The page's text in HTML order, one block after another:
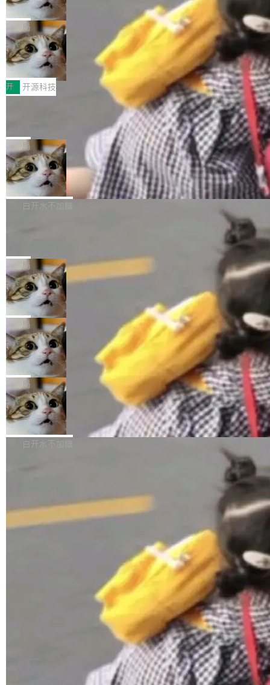
（<a href="https://bugzilla.mozilla.org/show_
bug.cgi?id=204...
orkers 跑了十年 Isolate。用 CEO Matthew Pri
nce 的话说：「我们一生都在用 Isolate 运行代
码，而 AI Agent 不需要容器，它们需要的是 Iso
late。」 容器为什么不合适 容器的问题在于启动
和销毁都太重了。一个 Agent 要执行的任务可能
只需要几毫秒的 CPU 时间，但容器从冷启动到
就绪要花数秒。如果未来有十...
诉讼，称“Apple is getting this wron
g”
上个月，苹果一纸诉状把 OpenAI 告上法庭，指
控其挖角苹果前员工并窃取商业秘密。苹果的诉
状把 OpenAI 描述成一个系统性地从前东家挖
人、套取机密信息的对手。 OpenAI 没发律师
函，也没选择庭外沉默。它在官网贴了一篇博
文，标题只有六个字：Apple is getting this wro
ng。 然后，它把邮件往来和 iMessage 聊天记
录全贴了出来。 他发错人了 苹果外部律师 Gabr
iel Gross 来自 Weil 律所，2 月 23 日下午 5:53
给 OpenAI 总法律顾问 Che Chang 发了封邮
件，附了一封长信，要求 OpenAI 配合调查前苹
果员工带走机密信...
局
HUAWEI MatePad Edge上架WorkBu
ddy鸿蒙PC版，说话就能干活的AI办公
搭子
全能AI工作台WorkBuddy鸿蒙PC版上架HUAWE
I MatePad Edge应用市场，直接下载即可使
用，与鸿蒙电脑上的体验一致。值得一提的是，
这是目前市面上唯一支持平板接入WorkBuddy P
C版的产品，搭载“人机双写”重磅功能——你写
你的，AI写AI的，同屏协作互不干扰。一句话让
AI帮你干活，现在开启全新体验！ 温馨提示：
体验WorkBuddy鸿蒙PC版前，请将 HUAWEI M
atePad Edge 升级至 HarmonyOS 6.1.0.135S
P9 patch03及以上版本。 *升级路径：设置 > 搜
开 开源科技
FFmpeg 9.0 发布：代号“Lei”，以此纪
全球知名开源多媒体框架 FFmpeg 今天正式发
布了 9.0 版本。这个版本除了带来新一代音视频
处理能力和硬件加速支持之外，还有一个特殊之
处：FFmpeg 9.0 的代号是“Lei”。 这个名字，
来自中国开发者雷霄骅（Lei Xiaohua）。 对于
很多中国音视频开发者而言，这个名字并不陌
“启蒙老师”。 而今年，恰好是雷霄骅离世十周
年。FFmpeg 社区最终选择用一个大版本的名
字，留下了这份纪念。 雷霄骅曾是中国传媒大学
数字电视技术方向的博士生，长期从事视频、音
频技...
局
亚马逊成本失控：AI 写代码烧掉 1215
万元，超预算 860%
外媒近日曝光了亚马逊的多份内部报告显示，AI
导致公司在多个项目上超支。《金融时报》报道
编写程序，目标是完成电商平台作者信息与商品
列表的数据匹配 —— 一项常规的数据处理任
务，最终却产生了 180 万美元的账单，实际支出
超出原定预算 860%。 更令人意外的是，该项目
最终并未成功落地，而高额算力消耗持续运行长
达 5 个月，公司直到财务对账时才察觉异常。这
意味着一个无人看管的 AI 程序，在近半年时间
里日夜不停地"烧钱"。 复盘显示，...
白开水不加糖
e CEO Clément Delangue 在 CNBC 的采访里
没有拐弯抹角。他说中国正在赢得 AI 竞赛，而
且按目前的速度，中国 AI 工具预计在今年底或
2027 年就能追上美国前沿实验室的水平。 Dela
ngue 把原因归结为一件事：开放协作。中国的
AI 开发者在一个共享和协作的生态里加速迭代，
而美国模型厂商在"闭门造车"。他的原话是 "buil
ding in silos"——各自为战，互不通气。 这个判
断从他嘴里说出来分量不同。Hugging Face 是
全球最大的开源 AI 平台，上面跑着上百万个模
型。谁在开源赛道上领先，...
局
当 AI agent 把源码变成了最好的扩展系
统，开发者工具必须开源
五年前，David Crawshaw 问过很多软件工程师
一个问题：你写过什么给自己用的程序？答案几
乎都是没有。工程师们整天用别人写的程序写程
序给别人用。偶尔有人自己写个博客系统、智能
家居控制、家庭实验室，都算稀奇事。 Crawsh
aw 是 Shelley 的作者，一个开源 AI coding age
nt。他最近在博客上写了一篇文章，核心论点很
简单：开发者工具必须开源。 理由不是传统的自
由软件情怀，而是一个跟 AI agent 直接相关的
技术判断。 两行 prompt 就能个性化任何软件 C
局
DeepSeek Harness 宣布内测邀请，全
网最大规模开源 Agent 路演现场诞生
一条内测招募帖，发出去的时候大概没人想到它
会变成一场开源 Agent 生态的路演。 8月1日，
DeepSeek Harness 团队负责人崔添翼（tiany
i）在 X 上发帖： 「如果你是 Agent Harness 相
关开源项目的开发者，希望参加 DeepSeek Har
ness 的内测，可以回复或私信联系我。请附上
Harness 负责把能力落到真实环境中——调用工
具、读写文件、管理上下文、处理错误、完成闭
环。崔添翼招人的标...
局
商汤 SenseNova U1.5-Lite-Preview
开源
商汤科技宣布面向社区开源轻量级统一多模态模
型的预览版本 SenseNova U1.5-Lite-Preview。
理解、推理、生成与编辑，还仅以 8B-MoT 的轻
量大小，将能力推进到4K、更精细的真实质感、
更复杂的视觉控制和可持续迭代编辑。 相比 U
1，U1.5-Lite-Preview 在以下方向上带来了显著
提升： 原生支持4K图像生成； 更精细的局部纹
理、细节与真实世界质感； 更准确的中英文文字
生成与复杂版式组织； 更稳定的图...
白开水不加糖